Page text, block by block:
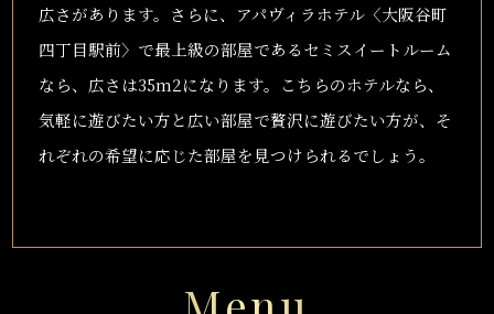
広さがあります。さらに、アパヴィラホテル〈大阪谷町
四丁目駅前〉で最上級の部屋であるセミスイートルーム
なら、広さは35m2になります。こちらのホテルなら、
気軽に遊びたい方と広い部屋で贅沢に遊びたい方が、そ
れぞれの希望に応じた部屋を見つけられるでしょう。